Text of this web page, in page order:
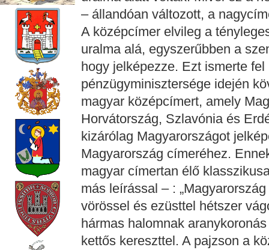
– állandóan változott, a
A középcímer elvileg a
uralma alá, egyszerűbben a
hogy jelképezze. Ezt ismerte
pénzügyminisztersége idején
magyar középcímert, amely
Horvátország, Szlavónia és
kizárólag Magyarországot
Magyarország címeréhez.
magyar címertan élő
más leírással – :
vörössel és ezüsttel hétszer
hármas halomnak
kettős kereszttel. A pajzson a